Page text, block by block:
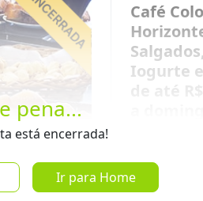
pena...
está encerrada!
Ir para Home
Café
Iogurte
deR$ 19,90